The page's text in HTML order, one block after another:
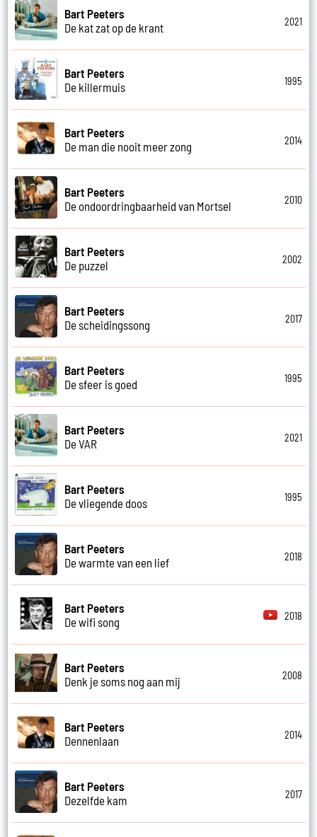
Bart Peeters
De kat zat op de krant
2021
Bart Peeters
De killermuis
1995
Bart Peeters
De man die nooit meer zong
2014
Bart Peeters
De ondoordringbaarheid van Mortsel
2010
Bart Peeters
De puzzel
2002
Bart Peeters
De scheidingssong
2017
Bart Peeters
De sfeer is goed
1995
Bart Peeters
De VAR
2021
Bart Peeters
De vliegende doos
1995
Bart Peeters
De warmte van een lief
2018
Bart Peeters
De wifi song
2018
Bart Peeters
Denk je soms nog aan mij
2008
Bart Peeters
Dennenlaan
2014
Bart Peeters
Dezelfde kam
2017